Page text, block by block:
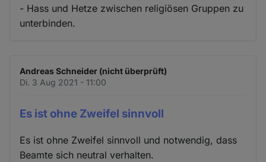
- Hass und Hetze zwischen religiösen Gruppen zu
unterbinden.
Andreas Schneider (nicht überprüft)
Di. 3 Aug 2021 - 11:00
Es ist ohne Zweifel sinnvoll
Es ist ohne Zweifel sinnvoll und notwendig, dass
Beamte sich neutral verhalten.